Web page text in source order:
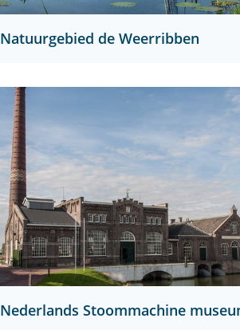
Natuurgebied de Weerribben
Nederlands Stoommachine